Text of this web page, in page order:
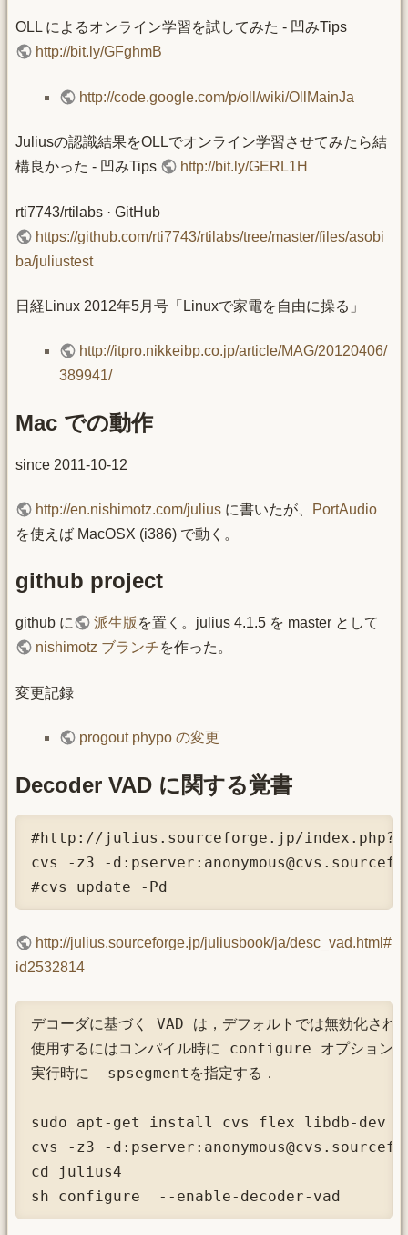
OLL によるオンライン学習を試してみた - 凹みTips
http://bit.ly/GFghmB
http://code.google.com/p/oll/wiki/OllMainJa
Juliusの認識結果をOLLでオンライン学習させてみたら結
構良かった - 凹みTips
http://bit.ly/GERL1H
rti7743/rtilabs · GitHub
https://github.com/rti7743/rtilabs/tree/master/files/asobi
ba/juliustest
日経Linux 2012年5月号「Linuxで家電を自由に操る」
http://itpro.nikkeibp.co.jp/article/MAG/20120406/
389941/
Mac での動作
since 2011-10-12
http://en.nishimotz.com/julius に書いたが、 PortAudio
を使えば MacOSX (i386) で動く。
github project
github に 派生版 を置く。julius 4.1.5 を master として
nishimotz ブランチを作った。
変更記録
progout phypo の変更
Decoder VAD に関する覚書
#http://julius.sourceforge.jp/
cvs -z3 -
#cvs update -Pd
http://julius.sourceforge.jp/juliusbook/ja/desc_vad.html#
id2532814
デコーダに基づく VAD は，デフォルトでは無効化され
使用するにはコンパイル時に configure オプショ
実行時に -spsegmentを指定する．
sudo apt-get install cvs flex libdb-dev
cvs -z3 -
cd julius4
sh configure  --enable-decoder-vad